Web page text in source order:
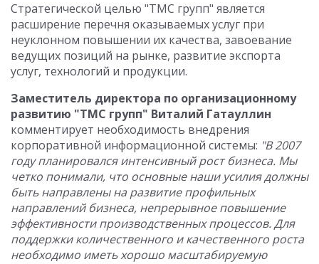
Стратегической целью "ТМС групп" является
расширение перечня оказываемых услуг при
неуклонном повышении их качества, завоевание
ведущих позиций на рынке, развитие экспорта
услуг, технологий и продукции.
Заместитель директора по организационному
развитию "ТМС групп" Виталий Гатауллин
комментирует необходимость внедрения
корпоративной информационной системы: "В 2007
году планировался интенсивный рост бизнеса. Мы
четко понимали, что основные наши усилия должны
быть направлены на развитие профильных
направлений бизнеса, непрерывное повышение
эффективности производственных процессов. Для
поддержки количественного и качественного роста
необходимо иметь хорошо масштабируемую